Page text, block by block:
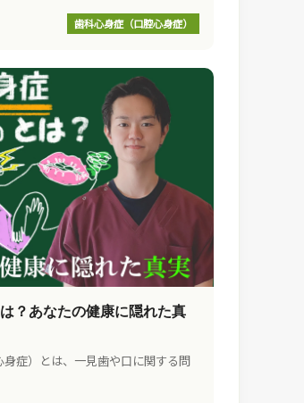
歯科心身症（口腔心身症）
は？あなたの健康に隠れた真
症）とは、一見歯や口に関する問